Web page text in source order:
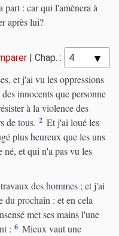
: car qui l'amènera à
après lui?
| Chap. :
et j'ai vu les oppressions
innocents que personne
à la violence des
de tous. 2 Et j'ai loué les
plus heureux que les uns
né, et qui n'a pas vu les
des hommes ; et j'ai
du prochain : et en cela
met ses mains l'une
: 6 Mieux vaut une